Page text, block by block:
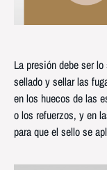
La presión debe ser
sellado y sellar las
en los huecos de las
o los refuerzos, y en
para que el sello se